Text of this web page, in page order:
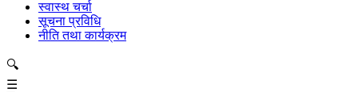
स्वास्थ चर्चा
सूचना प्रविधि
नीति तथा कार्यक्रम
🔍
☰